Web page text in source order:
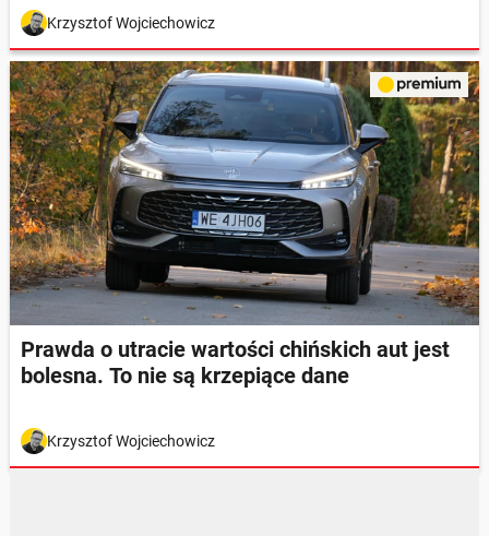
Krzysztof Wojciechowicz
Prawda o utracie wartości chińskich aut jest
bolesna. To nie są krzepiące dane
Krzysztof Wojciechowicz